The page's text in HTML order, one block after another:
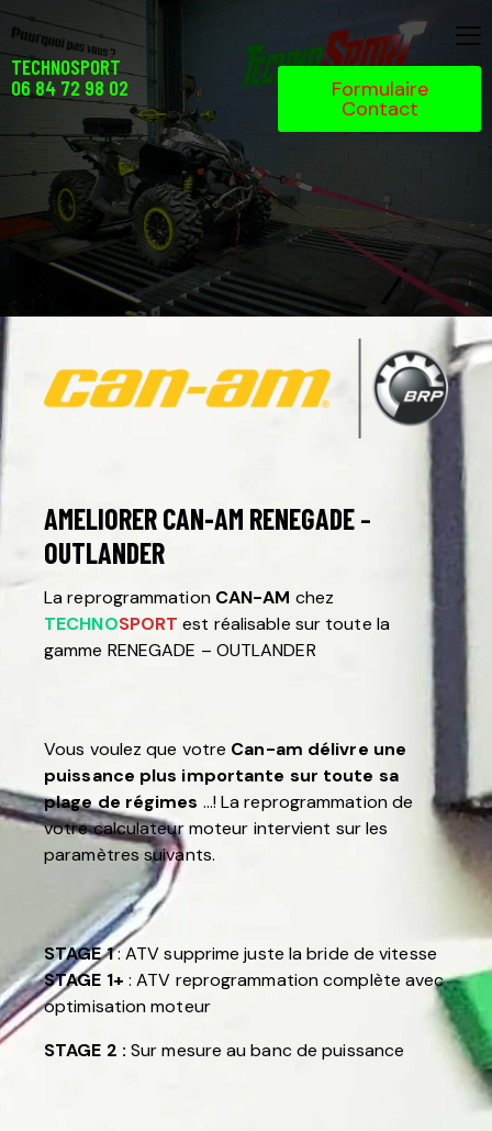
TECHNOSPORT
06 84 72 98 02
Formulaire
Contact
AMELIORER CAN-AM RENEGADE–
OUTLANDER
La reprogrammation CAN-AM chez
TECHNOSPORT est réalisable sur toute la
gamme RENEGADE – OUTLANDER
Vous voulez que votre Can-am délivre une
puissance plus importante sur toute sa
plage de régimes …! La reprogrammation de
votre calculateur moteur intervient sur les
paramètres suivants.
STAGE 1: ATV supprime juste la bride de vitesse
STAGE 1+ : ATV reprogrammation complète avec
optimisation moteur
STAGE 2 : Sur mesure au banc de puissance